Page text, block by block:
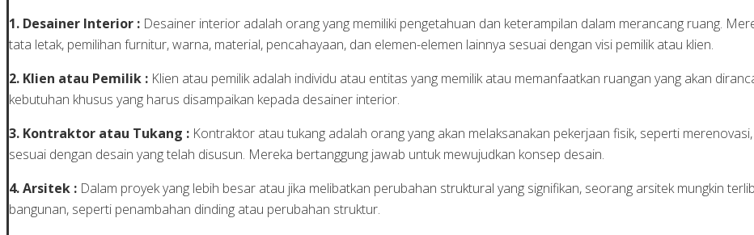
1. Desainer Interior : Desainer interior adalah orang yang memiliki pengetahuan dan keterampilan dalam merancang ruang.
tata letak, pemilihan furnitur, warna, material, pencahayaan, dan elemen-elemen lainnya sesuai dengan visi pemilik atau klien.
2. Klien atau Pemilik : Klien atau pemilik adalah individu atau entitas yang memilik atau memanfaatkan ruangan yang akan
kebutuhan khusus yang harus disampaikan kepada desainer interior.
3. Kontraktor atau Tukang : Kontraktor atau tukang adalah orang yang akan melaksanakan pekerjaan fisik, seperti
sesuai dengan desain yang telah disusun. Mereka bertanggung jawab untuk mewujudkan konsep desain.
4. Arsitek : Dalam proyek yang lebih besar atau jika melibatkan perubahan struktural yang signifikan, seorang arsitek mungkin
bangunan, seperti penambahan dinding atau perubahan struktur.